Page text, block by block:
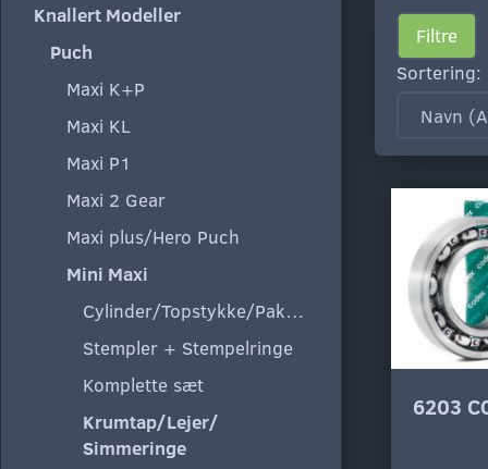
Knallert Modeller
Puch
Maxi K+P
Maxi KL
Maxi P1
Maxi 2 Gear
Maxi plus/Hero Puch
Mini Maxi
Cylinder/Topstykke/Pakning
Stempler + Stempelringe
Komplette sæt
Krumtap/Lejer/
Simmeringe
Filtre
Sortering:
6203